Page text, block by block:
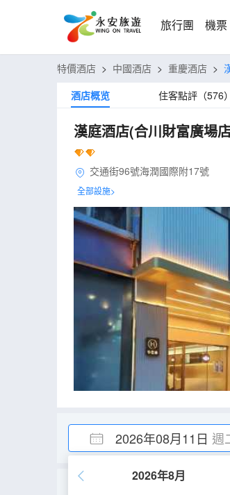
旅行團 機票
特價酒店 > 中國酒店 > 重慶酒店 >
酒店概览
住客點評（576）
漢庭酒店(合川財富廣場
交通街96號海潤國際附17號
全部設施>
2026年08月11日 週
2026年8月
大床房